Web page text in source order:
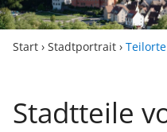
Start › Stadtportrait › Teilorte
Stadtteile